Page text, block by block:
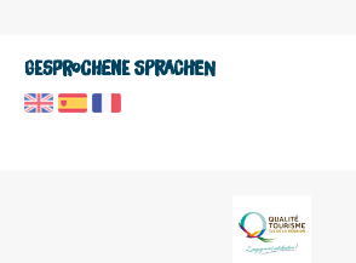
Gesprochene Sprachen